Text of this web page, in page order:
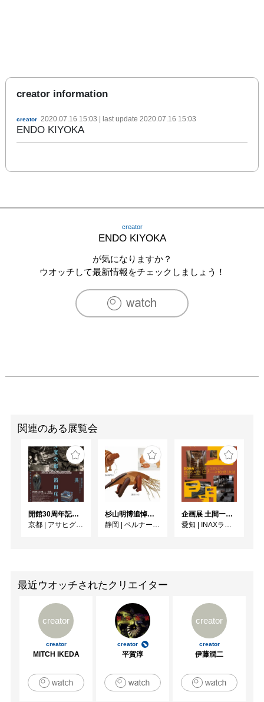
creator information
creator 2020.07.16 15:03 | last update 2020.07.16 15:03
ENDO KIYOKA
creator
ENDO KIYOKA
が気になりますか？
ウオッチして最新情報をチェックしましょう！
関連のある展覧会
開館30周年記念 山本爲三郎・河井寬次郎没後60年記念 「共鳴 河井寬次郎 × 濱田庄司 ー山本爲三郎コレクションより」
京都 | アサヒグループ大山崎山荘美術館
杉山明博追悼展 木とわたし―木工の妙技と美術教育
静岡 | ベルナール・ビュフェ美術館
企画展 土間ーつくって、つかって、再発見ー
愛知 | INAXライブミュージアム
最近ウオッチされたクリエイター
creator
creator
MITCH IKEDA
creator
平賀淳
creator
creator
伊藤潤二